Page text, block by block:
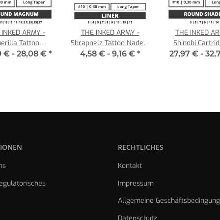
ARMY -
Tattoo
- Round
€ - 28,08 € *
THE INKED ARMY -
Shrapnelz Tattoo Nadeln
- Liner 0,30 LT
4,58 € - 9,16 € *
THE INKED
Shinobi
Round Shader -
27,97 € -
RECHTLICHES
Kontakt
Impressum
Allgemeine
Datenschutz